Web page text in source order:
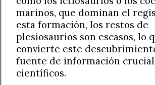
marinos, que dominan el
esta formación, los restos de
plesiosaurios son escasos, lo
convierte este
fuente de información
científicos.